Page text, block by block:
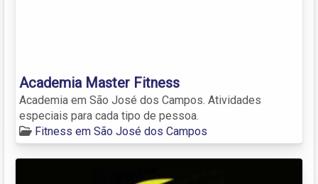
Academia Master Fitness
Academia em São José dos Campos. Atividades
especiais para cada tipo de pessoa.
Fitness em São José dos Campos